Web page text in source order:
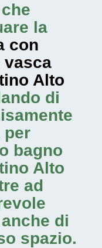
la
con
vasca
Alto
di
per
bagno
Alto
ad
di
spazio.